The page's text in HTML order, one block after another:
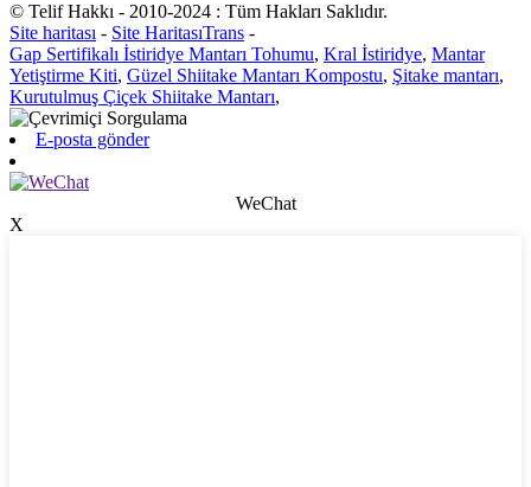
© Telif Hakkı - 2010-2024 : Tüm Hakları Saklıdır.
Site haritası - Site HaritasıTrans -
Gap Sertifikalı İstiridye Mantarı Tohumu, Kral İstiridye, Mantar
Yetiştirme Kiti, Güzel Shiitake Mantarı Kompostu, Şitake mantarı,
Kurutulmuş Çiçek Shiitake Mantarı,
E-posta gönder
WeChat
X